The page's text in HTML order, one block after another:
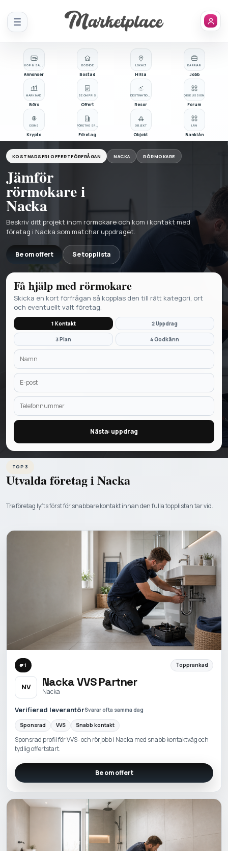
Meny
KÖP & SÄLJ
Annonser
BOENDE
Bostad
OBJEKT
Objekt
BE OM PRIS
Offert
Företag
LÅN
Banklån
MARKNAD
Börs
LOKALT
Hitta
KARRIÄR
Jobb
Resor
COINS
Krypto
DISKUSSION
Forum
KOSTNADSFRI OFFERTFÖRFRÅGAN NACKA RÖRMOKARE
Jämför
rörmokare i
Nacka
Beskriv ditt projekt inom rörmokare och kom i kontakt med
företag i Nacka som matchar uppdraget.
Be om offert Se topplista
Få hjälp medrörmokare
Skicka en kort förfrågan så kopplas den till rätt kategori, ort
och eventuellt valt företag.
1 Kontakt 2 Uppdrag
3 Plan 4 Godkänn
Nästa: uppdrag
TOP 3
Utvalda företag i Nacka
Tre företag lyfts först för snabbare kontakt innan den fulla topplistan tar vid.
#1 Topprankad
NV Nacka VVS Partner
Nacka
Verifierad leverantörSvarar ofta samma dag
Sponsrad VVS Snabb kontakt
Sponsrad profil för VVS- och rörjobb i Nacka med snabb kontaktväg och
tydlig offertstart.
Be om offert